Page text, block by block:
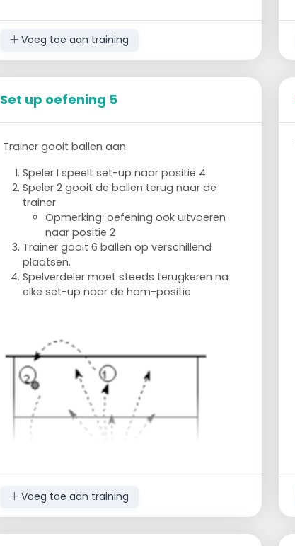
Voeg toe aan training
Set up oefening 5
Trainer gooit ballen aan
Speler I speelt set-up naar positie 4
Speler 2 gooit de ballen terug naar de
trainer
Opmerking: oefening ook uitvoeren
naar positie 2
Trainer gooit 6 ballen op verschillend
plaatsen.
Spelverdeler moet steeds terugkeren na
elke set-up naar de hom-positie
Voeg toe aan training